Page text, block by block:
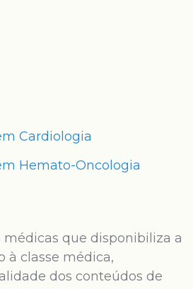
Cardiologia
Hemato-Oncologia
médicas que disponibiliza a
à classe médica,
dos conteúdos de